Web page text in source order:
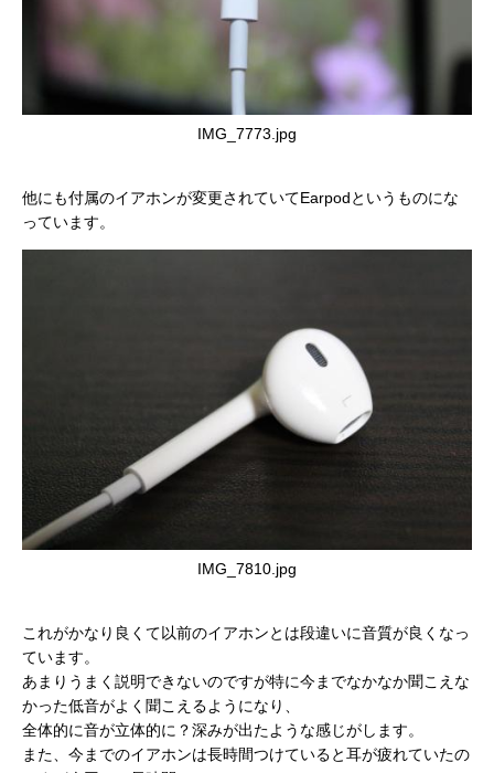
IMG_7773.jpg
他にも付属のイアホンが変更されていてEarpodというものにな
っています。
IMG_7810.jpg
これがかなり良くて以前のイアホンとは段違いに音質が良くなっ
ています。
あまりうまく説明できないのですが特に今までなかなか聞こえな
かった低音がよく聞こえるようになり、
全体的に音が立体的に？深みが出たような感じがします。
また、今までのイアホンは長時間つけていると耳が疲れていたの